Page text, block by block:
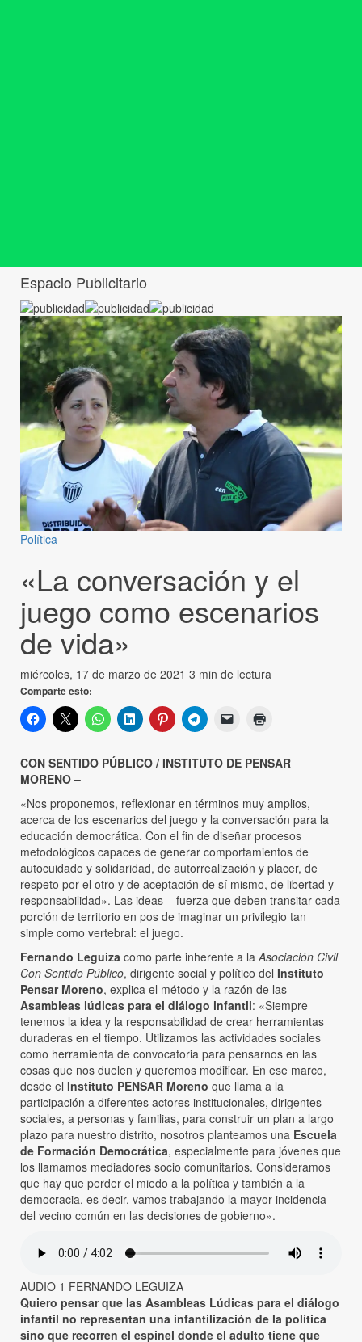
Espacio Publicitario
Política
«La conversación y el
juego como escenarios
de vida»
miércoles, 17 de marzo de 2021 3 min de lectura
Comparte esto:
CON SENTIDO PÚBLICO / INSTITUTO DE PENSAR
MORENO –
«Nos proponemos, reflexionar en términos muy amplios,
acerca de los escenarios del juego y la conversación para la
educación democrática. Con el fin de diseñar procesos
metodológicos capaces de generar comportamientos de
autocuidado y solidaridad, de autorrealización y placer, de
respeto por el otro y de aceptación de sí mismo, de libertad y
responsabilidad». Las ideas – fuerza que deben transitar cada
porción de territorio en pos de imaginar un privilegio tan
simple como vertebral: el juego.
Fernando Leguiza como parte inherente a la Asociación Civil
Con Sentido Público, dirigente social y político del Instituto
Pensar Moreno, explica el método y la razón de las
Asambleas lúdicas para el diálogo infantil: «Siempre
tenemos la idea y la responsabilidad de crear herramientas
duraderas en el tiempo. Utilizamos las actividades sociales
como herramienta de convocatoria para pensarnos en las
cosas que nos duelen y queremos modificar. En ese marco,
desde el Instituto PENSAR Moreno que llama a la
participación a diferentes actores institucionales, dirigentes
sociales, a personas y familias, para construir un plan a largo
plazo para nuestro distrito, nosotros planteamos una Escuela
de Formación Democrática, especialmente para jóvenes que
los llamamos mediadores socio comunitarios. Consideramos
que hay que perder el miedo a la política y también a la
democracia, es decir, vamos trabajando la mayor incidencia
del vecino común en las decisiones de gobierno».
AUDIO 1 FERNANDO LEGUIZA
Quiero pensar que las Asambleas Lúdicas para el diálogo
infantil no representan una infantilización de la política
sino que recorren el espinel donde el adulto tiene que